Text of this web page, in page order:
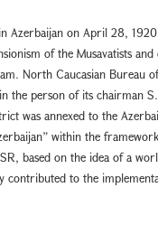
Azerbaijan on April 28,
of the Musavatists
North Caucasian Bureau
the person of its chairman
was annexed to the
within the
based on the idea of a
contributed to the